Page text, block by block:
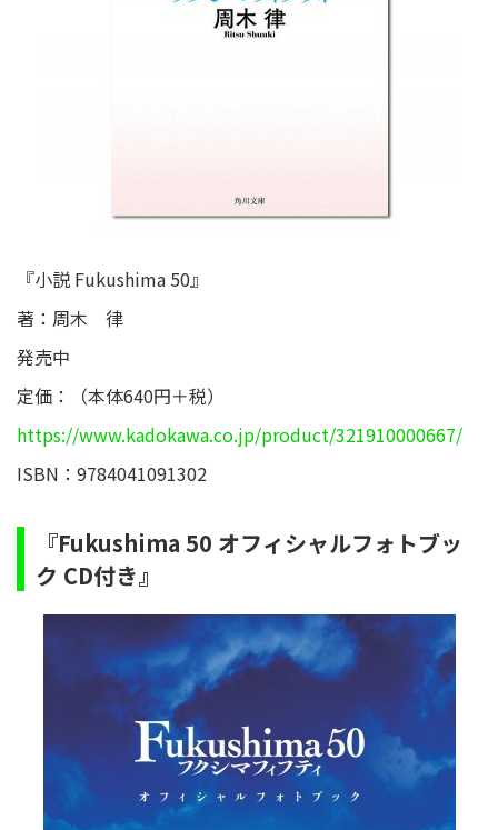
『小説 Fukushima 50』
著：周木 律
発売中
定価：（本体640円＋税）
https://www.kadokawa.co.jp/product/321910000667/
ISBN：9784041091302
『Fukushima 50 オフィシャルフォトブッ
ク CD付き』